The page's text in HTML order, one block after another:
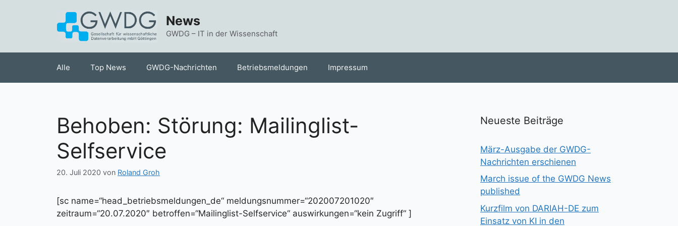
News
GWDG – IT in der Wissenschaft
Alle Top News GWDG-Nachrichten Betriebsmeldungen Impressum
Behoben: Störung: Mailinglist-
Selfservice
20. Juli 2020 von Roland Groh
[sc name=“head_betriebsmeldungen_de“ meldungsnummer=“202007201020″
zeitraum=“20.07.2020″ betroffen=“Mailinglist-Selfservice“ auswirkungen=“kein Zugriff“ ]
Neueste Beiträge
März-Ausgabe der GWDG-
Nachrichten erschienen
March issue of the GWDG News
published
Kurzfilm von DARIAH-DE zum
Einsatz von KI in den